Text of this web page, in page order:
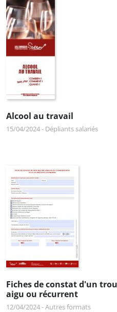
Alcool au travail
15/04/2024- Dépliants salariés
Fiches de constat d'un
aigu ou récurrent
12/04/2024-Autres formats